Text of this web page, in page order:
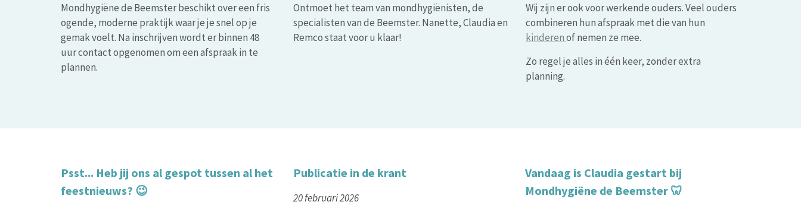
Mondhygiëne de Beemster beschikt over een fris
ogende, moderne praktijk waar je je snel op je
gemak voelt. Na inschrijven wordt er binnen 48
uur contact opgenomen om een afspraak in te
plannen.
Ontmoet het team van mondhygiënisten, de
specialisten van de Beemster. Nanette, Claudia en
Remco staat voor u klaar!
Wij zijn er ook voor werkende ouders. Veel ouders
combineren hun afspraak met die van hun
kinderenof nemen ze mee.
Zo regel je alles in één keer, zonder extra
planning.
Psst... Heb jij ons al gespot tussen al het
feestnieuws? 😉
Publicatie in de krant
20 februari 2026
Vandaag is Claudia gestart bij
Mondhygiëne de Beemster 🦷